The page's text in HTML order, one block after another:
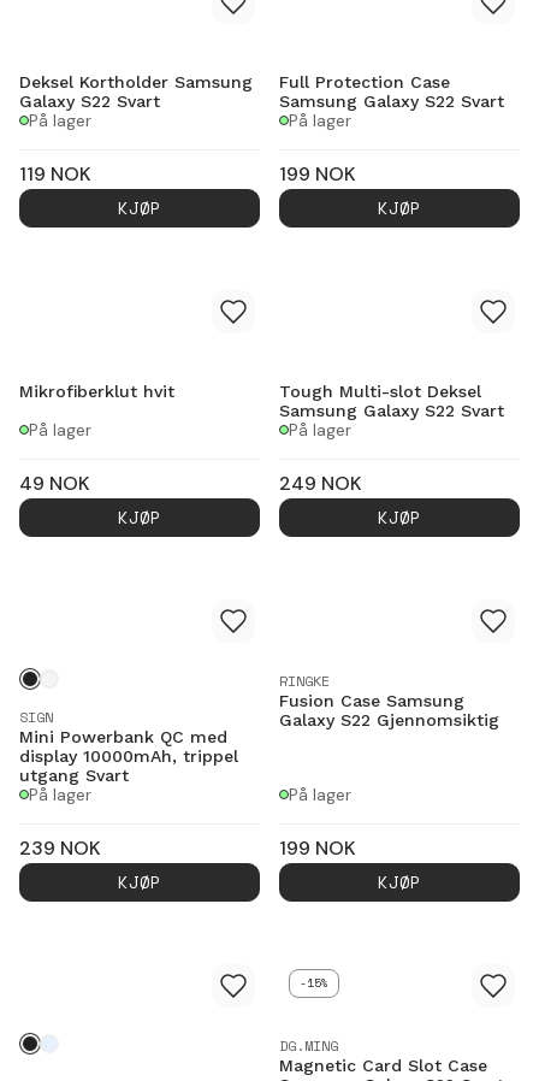
Deksel Kortholder Samsung
Galaxy S22 Svart
På lager
119 NOK
KJØP
Full Protection Case
Samsung Galaxy S22 Svart
På lager
199 NOK
KJØP
Mikrofiberklut hvit
På lager
49 NOK
KJØP
Tough Multi-slot Deksel
Samsung Galaxy S22 Svart
På lager
249 NOK
KJØP
SIGN
Mini Powerbank QC med
display 10000mAh, trippel
utgang Svart
På lager
239 NOK
KJØP
RINGKE
Fusion Case Samsung
Galaxy S22 Gjennomsiktig
På lager
199 NOK
KJØP
-15%
DG.MING
Magnetic Card Slot Case